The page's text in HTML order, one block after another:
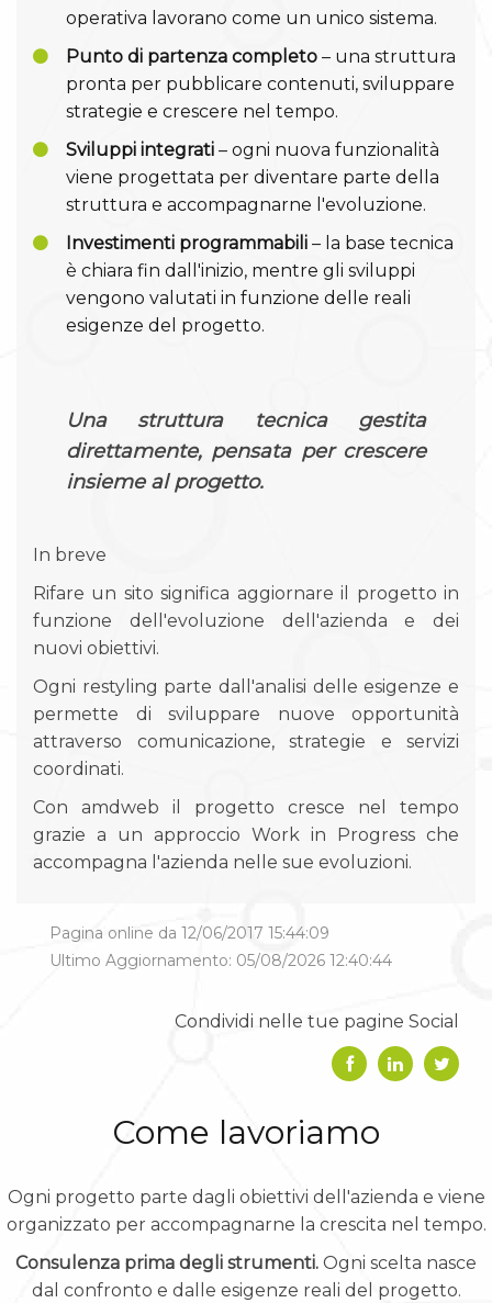
operativa lavorano come un unico sistema.
Punto di partenza completo – una struttura
pronta per pubblicare contenuti, sviluppare
strategie e crescere nel tempo.
Sviluppi integrati – ogni nuova funzionalità
viene progettata per diventare parte della
struttura e accompagnarne l'evoluzione.
Investimenti programmabili – la base tecnica
è chiara fin dall'inizio, mentre gli sviluppi
vengono valutati in funzione delle reali
esigenze del progetto.
Una struttura tecnica gestita
direttamente, pensata per crescere
insieme al progetto.
In breve
Rifare un sito significa aggiornare il progetto in
funzione dell'evoluzione dell'azienda e dei
nuovi obiettivi.
Ogni restyling parte dall'analisi delle esigenze e
permette di sviluppare nuove opportunità
attraverso comunicazione, strategie e servizi
coordinati.
Con amdweb il progetto cresce nel tempo
grazie a un approccio Work in Progress che
accompagna l'azienda nelle sue evoluzioni.
Pagina online da 12/06/2017 15:44:09
Ultimo Aggiornamento: 05/08/2026 12:40:44
Condividi nelle tue pagine Social
Come lavoriamo
Ogni progetto parte dagli obiettivi dell'azienda e viene
organizzato per accompagnarne la crescita nel tempo.
Consulenza prima degli strumenti. Ogni scelta nasce
dal confronto e dalle esigenze reali del progetto.